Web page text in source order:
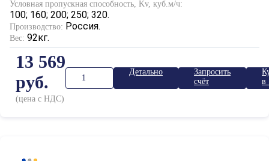
Условная пропускная способность, Kv, куб.м/ч:
100; 160; 200; 250; 320.
Производство: Россия.
Вес: 92кг.
13 569
руб.
(цена с НДС)
Детально
Запросить
счёт
в